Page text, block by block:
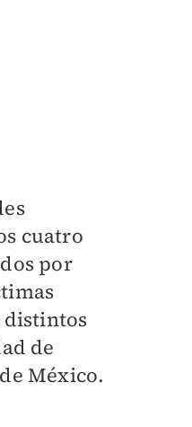
cuatro
por
distintos
de
México.